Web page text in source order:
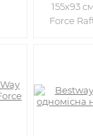
155х93
Force